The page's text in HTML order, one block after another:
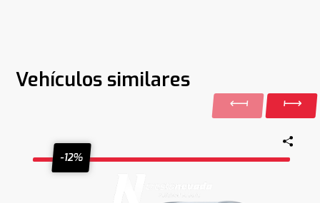
Vehículos similares
-12%